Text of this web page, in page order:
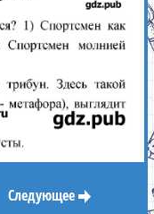
Следующее